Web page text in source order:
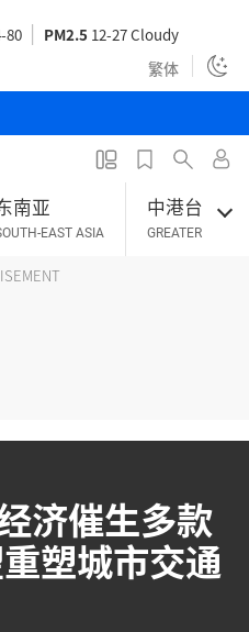
繁体
80 PM2.5 12-27 Cloudy
南亚
EAST ASIA
中港台
GREATER CHINA
济催生多款
塑城市交通